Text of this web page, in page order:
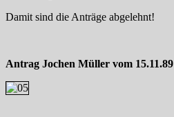
Damit sind die Anträge abgelehnt!
Antrag Jochen Müller vom 15.11.89